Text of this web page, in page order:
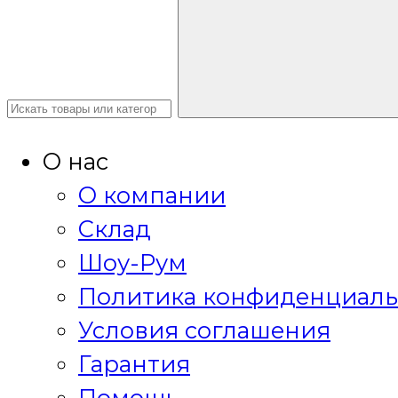
О нас
О компании
Склад
Шоу-Рум
Политика
Условия соглашения
Гарантия